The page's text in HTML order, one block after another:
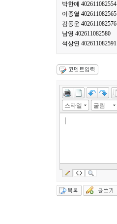
박한예 402611082554
이종열 402611082565
김동운 402611082576
남영 402611082580
석상연 402611082591
스타일 굴림